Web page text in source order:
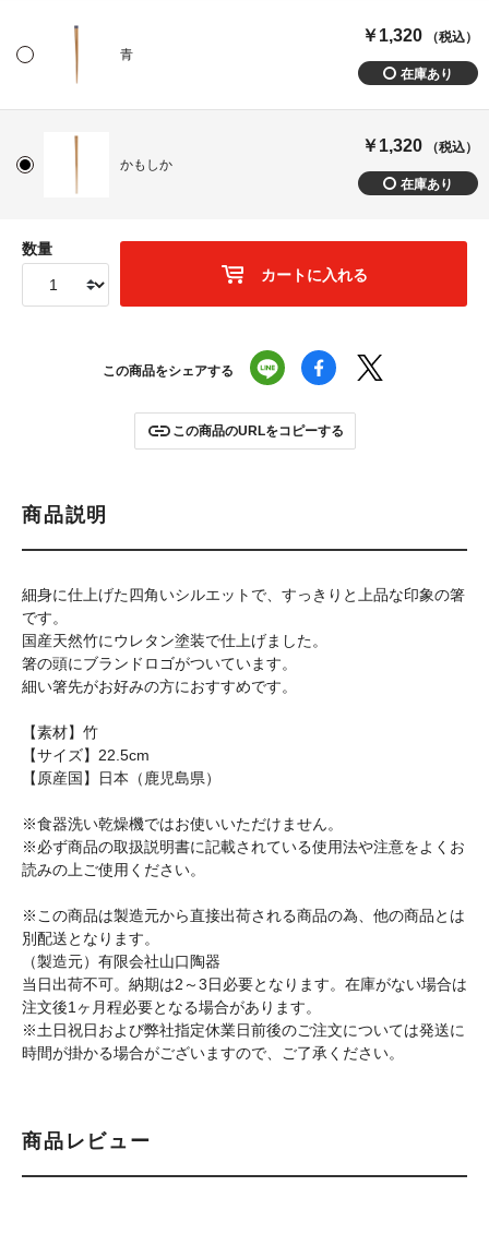
青
￥1,320 （税込）
かもしか
￥1,320 （税込）
数量
カートに入れる
この商品をシェアする
この商品のURLをコピーする
商品説明
細身に仕上げた四角いシルエットで、すっきりと上品な印象の箸
です。
国産天然竹にウレタン塗装で仕上げました。
箸の頭にブランドロゴがついています。
細い箸先がお好みの方におすすめです。
【素材】竹
【サイズ】22.5cm
【原産国】日本（鹿児島県）
※食器洗い乾燥機ではお使いいただけません。
※必ず商品の取扱説明書に記載されている使用法や注意をよくお
読みの上ご使用ください。
※この商品は製造元から直接出荷される商品の為、他の商品とは
別配送となります。
（製造元）有限会社山口陶器
当日出荷不可。納期は2～3日必要となります。在庫がない場合は
注文後1ヶ月程必要となる場合があります。
※土日祝日および弊社指定休業日前後のご注文については発送に
時間が掛かる場合がございますので、ご了承ください。
商品レビュー